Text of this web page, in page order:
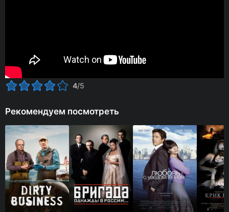
4/5
Рекомендуем посмотреть